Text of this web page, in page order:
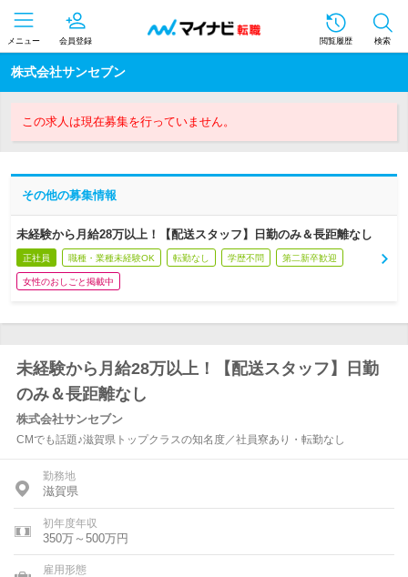
メニュー 会員登録 閲覧履歴 検索
株式会社サンセブン
この求人は現在募集を行っていません。
その他の募集情報
未経験から月給28万以上！【配送スタッフ】日勤のみ＆長距離なし
正社員 職種・業種未経験OK 転勤なし 学歴不問 第二新卒歓迎
女性のおしごと掲載中
未経験から月給28万以上！【配送スタッフ】日勤
のみ＆長距離なし
株式会社サンセブン
CMでも話題♪滋賀県トップクラスの知名度／社員寮あり・転勤なし
勤務地
滋賀県
初年度年収
350万～500万円
雇用形態